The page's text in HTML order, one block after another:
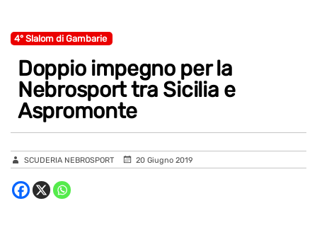
4° Slalom di Gambarie
Doppio impegno per la
Nebrosport tra Sicilia e
Aspromonte
SCUDERIA NEBROSPORT 20 Giugno 2019